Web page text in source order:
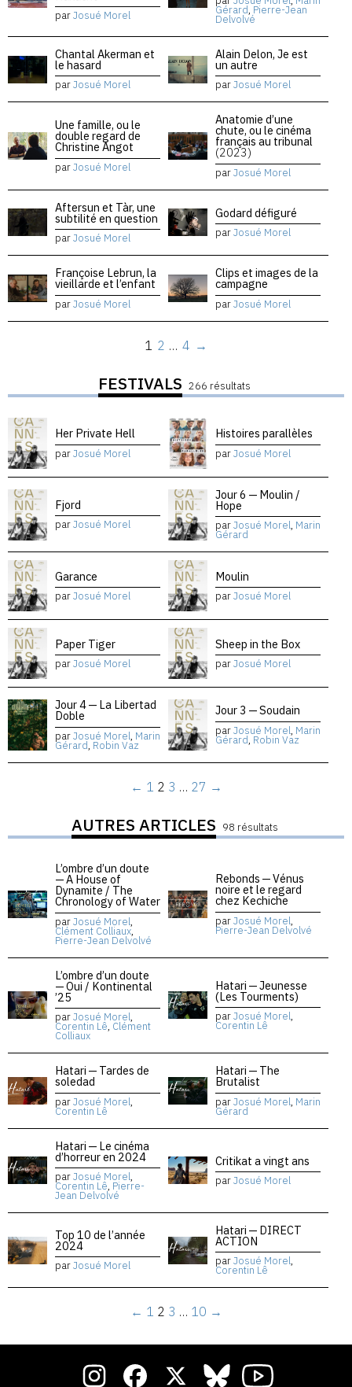
parJosué Morel Gérard, Pierre-Jean
Delvolvé
Chantal Akerman et
le hasard
parJosué Morel
Alain Delon, Je est
un autre
parJosué Morel
Une famille, ou le
double regard de
Christine Angot
parJosué Morel
Anatomie d’une
chute, ou le cinéma
français au tribunal
(2023)
parJosué Morel
Aftersun et Tàr, une
subtilité en question
parJosué Morel
Godard défiguré
parJosué Morel
Françoise Lebrun, la
vieillarde et l’enfant
parJosué Morel
Clips et images de la
campagne
parJosué Morel
1 2 … 4 →
FESTIVALS 266 résultats
Her Private Hell
parJosué Morel
Histoires parallèles
parJosué Morel
Fjord
parJosué Morel
Jour 6 — Moulin /
Hope
parJosué Morel, Marin
Gérard
Garance
parJosué Morel
Moulin
parJosué Morel
Paper Tiger
parJosué Morel
Sheep in the Box
parJosué Morel
Jour 4 — La Libertad
Doble
parJosué Morel, Marin
Gérard, Robin Vaz
Jour 3 — Soudain
parJosué Morel, Marin
Gérard, Robin Vaz
← 1 2 3 … 27 →
AUTRES ARTICLES 98 résultats
L’ombre d’un doute
— A House of
Dynamite / The
Chronology of Water
parJosué Morel,
Clément Colliaux,
Pierre-Jean Delvolvé
Rebonds — Vénus
noire et le regard
chez Kechiche
parJosué Morel,
Pierre-Jean Delvolvé
L’ombre d’un doute
— Oui / Kontinental
’25
parJosué Morel,
Corentin Lê, Clément
Colliaux
Hatari — Jeunesse
(Les Tourments)
parJosué Morel,
Corentin Lê
Hatari — Tardes de
soledad
parJosué Morel,
Corentin Lê
Hatari — The
Brutalist
parJosué Morel, Marin
Gérard
Hatari — Le cinéma
d’horreur en 2024
parJosué Morel,
Corentin Lê, Pierre-
Jean Delvolvé
Critikat a vingt ans
parJosué Morel
Top 10 de l’année
2024
parJosué Morel
Hatari — DIRECT
ACTION
parJosué Morel,
Corentin Lê
← 1 2 3 … 10 →